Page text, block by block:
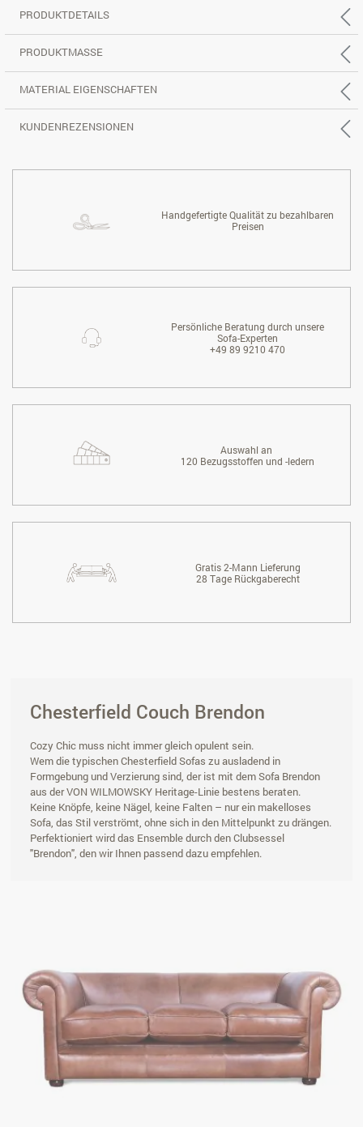
PRODUKTDETAILS
PRODUKTMASSE
MATERIAL EIGENSCHAFTEN
KUNDENREZENSIONEN
Handgefertigte Qualität zu bezahlbaren
Preisen
Persönliche Beratung durch unsere
Sofa-Experten
+49 89 9210 470
Auswahl an
120 Bezugsstoffen und -ledern
Gratis 2-Mann Lieferung
28 Tage Rückgaberecht
Chesterfield Couch Brendon
Cozy Chic muss nicht immer gleich opulent sein.
Wem die typischen Chesterfield Sofas zu ausladend in
Formgebung und Verzierung sind, der ist mit dem Sofa Brendon
aus der VON WILMOWSKY Heritage-Linie bestens beraten.
Keine Knöpfe, keine Nägel, keine Falten – nur ein makelloses
Sofa, das Stil verströmt, ohne sich in den Mittelpunkt zu drängen.
Perfektioniert wird das Ensemble durch den Clubsessel
"Brendon", den wir Ihnen passend dazu empfehlen.